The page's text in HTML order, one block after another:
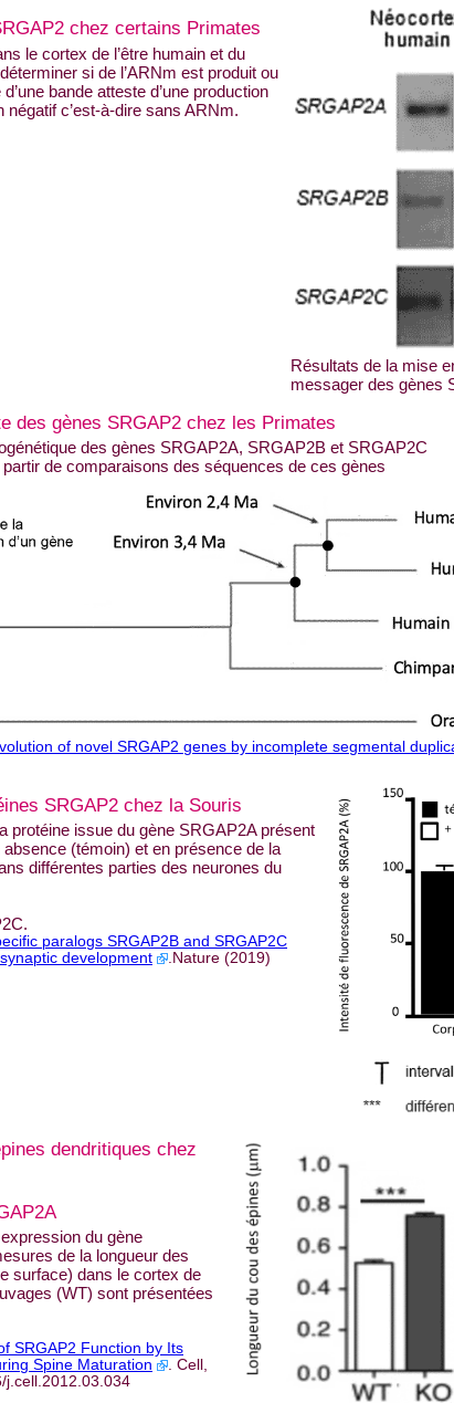
Résultats de la mise
messager des gènes
chez certains Primates
le cortex de l’être humain et du
si de l’ARNm est produit ou
bande atteste d’une production
négatif c’est-à-dire sans ARNm.
des gènes SRGAP2 chez les Primates
des gènes SRGAP2A, SRGAP2B et SRGAP2C
de comparaisons des séquences de ces gènes
of novel SRGAP2 genes by incomplete segmental
SRGAP2 chez la Souris
protéine issue du gène SRGAP2A présent
(témoin) et en présence de la
différentes parties des neurones du
paralogs SRGAP2B and SRGAP2C
development
.Nature (2019)
dendritiques chez
du gène
de la longueur des
surface) dans le cortex de
(WT) sont présentées
SRGAP2 Function by Its
Spine Maturation
. Cell,
j.cell.2012.03.034